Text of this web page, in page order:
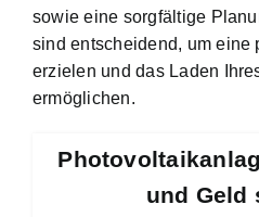
sowie eine sorgfältige
sind entscheidend, um eine
erzielen und das Laden
ermöglichen.
und Geld